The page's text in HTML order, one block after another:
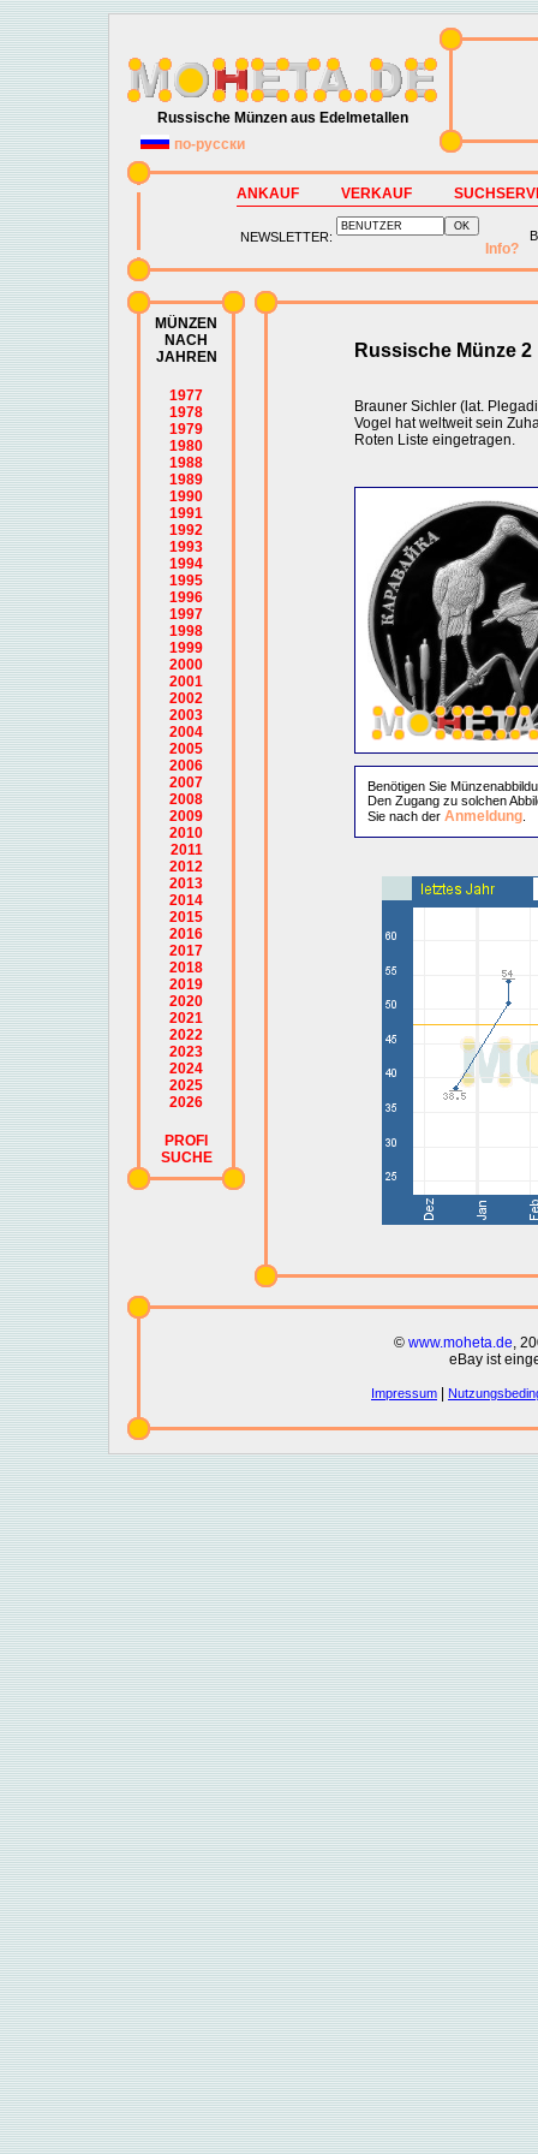
Russische Münzen aus Edelmetallen
по-русски
ANKAUF VERKAUF
NEWSLETTER:
Info?
MÜNZEN
NACH
JAHREN
1977
1978
1979
1980
1988
1989
1990
1991
1992
1993
1994
1995
1996
1997
1998
1999
2000
2001
2002
2003
2004
2005
2006
2007
2008
2009
2010
2011
2012
2013
2014
2015
2016
2017
2018
2019
2020
2021
2022
2023
2024
2025
2026
PROFI
SUCHE
Russische Münze
Brauner Sichler (lat.
Vogel hat weltweit sein
Roten Liste eingetragen.
Benötigen Sie
Den Zugang zu solchen
Sie nach der Anmeldung.
© www.moheta.de,
eBay ist
Impressum